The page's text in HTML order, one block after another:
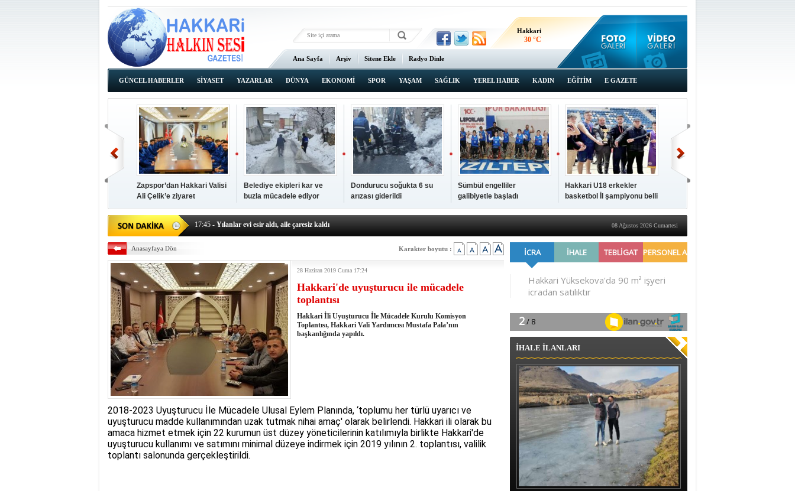
Hakkari
30 °C
Ana Sayfa Arşiv Sitene Ekle Radyo Dinle
GÜNCEL HABERLER SİYASET YAZARLAR DÜNYA EKONOMİ SPOR YAŞAM SAĞLIK YEREL HABER KADIN EĞİTİM E GAZETE
Zapspor’dan Hakkari Valisi
Ali Çelik’e ziyaret
Belediye ekipleri kar ve
buzla mücadele ediyor
Dondurucu soğukta 6 su
arızası giderildi
Sümbül engelliler
galibiyetle başladı
Hakkari U18 erkekler
basketbol İl şampiyonu belli
oldu
Toplantısı yapıldı
17:45 - Yılanlar evi esir aldı, aile çaresiz kaldı
17:43- Hakkari Cumhuriyet Başsavcısı Ufuk Turan görevine başladı
17:37- Başkan Büyüksu: Gençlerimiz için geleceğe yatırım yapıyoruz
17:35
- Hakkari'ye Raftingde Çifte Gurur
17:32- Dağcı Yüksel Işık'ın izini köylüler buldu
17:30- Hayvanlar Şarbona karşı aşılanıyor
17:27- Hakkari'de yaz ortasında kış manzarası
19:22- Cennet-Cehennem Vadisi'nde tarihi güreş finali
19:19- CHP Hakkari ve 26 il başkanını görevden aldı
- Cennet Cehennem Vadisi'nde şampiyonluk mücadelesi start aldı
- Bakan Yardımcısı Çelik, Aşiret Lideri Keskin'i ziyaret etti
19:10
- Hakkari'de 503 kilogram Esrar ele geçirildi
- Bakan Yardımcısı Ali Çelik Hakkari’de sevgi seli
08 Ağustos 2026 Cumartesi
Anasayfaya Dön Karakter boyutu :
28 Haziran 2019 Cuma 17:24
Hakkari'de uyuşturucu ile mücadele
toplantısı
Hakkari İli Uyuşturucu İle Mücadele Kurulu Komisyon
Toplantısı, Hakkari Vali Yardımcısı Mustafa Pala’nın
başkanlığında yapıldı.
2018-2023 Uyuşturucu İle Mücadele Ulusal Eylem Planında, ‘toplumu her türlü uyarıcı ve
uyuşturucu madde kullanımından uzak tutmak nihai amaç' olarak belirlendi. Hakkari ili olarak bu
amaca hizmet etmek için 22 kurumun üst düzey yöneticilerinin katılımıyla birlikte Hakkari'de
uyuşturucu kullanımı ve satımını minimal düzeye indirmek için 2019 yılının 2. toplantısı, valilik
toplantı salonunda gerçekleştirildi.
İHALE İLANLARI